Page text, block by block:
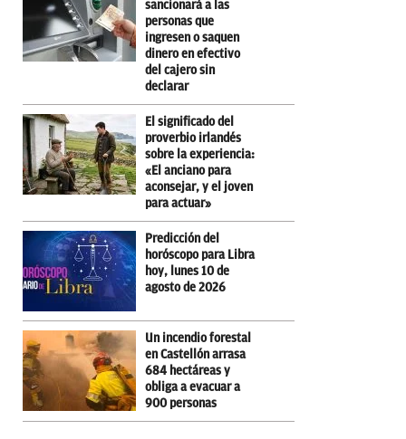
sancionará a las
personas que
ingresen o saquen
dinero en efectivo
del cajero sin
declarar
El significado del
proverbio irlandés
sobre la experiencia:
«El anciano para
aconsejar, y el joven
para actuar»
Predicción del
horóscopo para Libra
hoy, lunes 10 de
agosto de 2026
Un incendio forestal
en Castellón arrasa
684 hectáreas y
obliga a evacuar a
900 personas